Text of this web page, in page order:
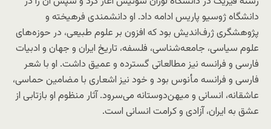
دانشگاه ژوسیو پاریس ادامه داد. او دانشمندی فرهیخته و
پژوهشگری ژرف‌اندیش بود که افزون بر علوم طبیعی، در حوزه‌های
علوم سیاسی، جامعه‌شناسی، فلسفه، تاریخ ایران و جهان و ادبیات
فارسی و فرانسه نیز مطالعاتی گسترده و عمیق داشت. او با شعر
فارسی و فرانسه مأنوس بود و خود نیز اشعاری با مضامین حماسی،
عاشقانه، انسانی و میهن‌دوستانه می‌سرود. آثار منظوم او بازتابی از
عشق به ایران، آزادی و کرامت انسانی است.